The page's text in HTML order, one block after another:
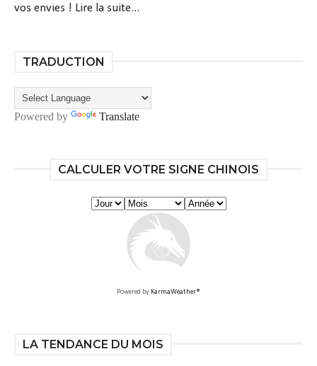
vos envies ! Lire la suite...
TRADUCTION
Powered by Translate
CALCULER VOTRE SIGNE CHINOIS
Powered by KarmaWeather®
LA TENDANCE DU MOIS